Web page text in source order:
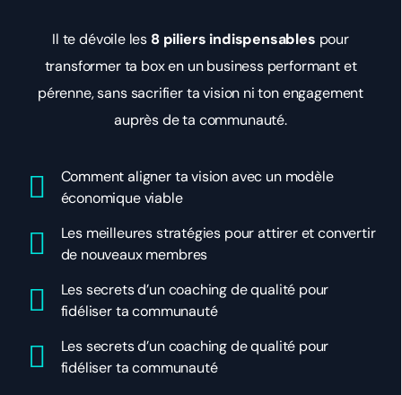
Il te dévoile les 8 piliers indispensables pour
transformer ta box en un business performant et
pérenne, sans sacrifier ta vision ni ton engagement
auprès de ta communauté.
Comment aligner ta vision avec un modèle
économique viable
Les meilleures stratégies pour attirer et convertir
de nouveaux membres
Les secrets d’un coaching de qualité pour
fidéliser ta communauté
Les secrets d’un coaching de qualité pour
fidéliser ta communauté